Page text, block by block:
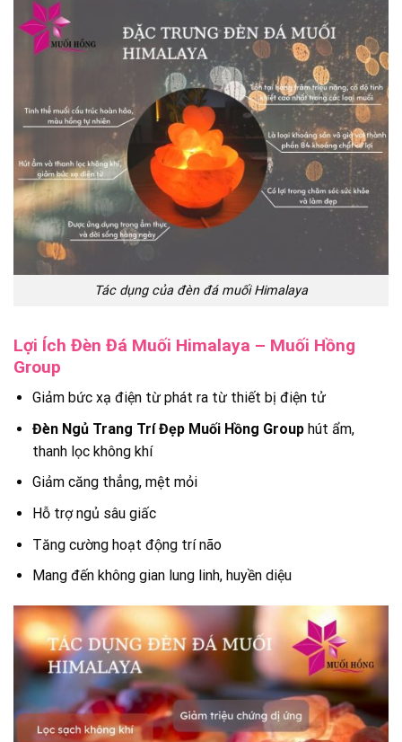
Tác dụng của đèn đá muối Himalaya
Lợi Ích Đèn Đá Muối Himalaya – Muối Hồng
Group
Giảm bức xạ điện từ phát ra từ thiết bị điện tử
Đèn Ngủ Trang Trí Đẹp Muối Hồng Grouphút ẩm,
thanh lọc không khí
Giảm căng thẳng, mệt mỏi
Hỗ trợ ngủ sâu giấc
Tăng cường hoạt động trí não
Mang đến không gian lung linh, huyền diệu